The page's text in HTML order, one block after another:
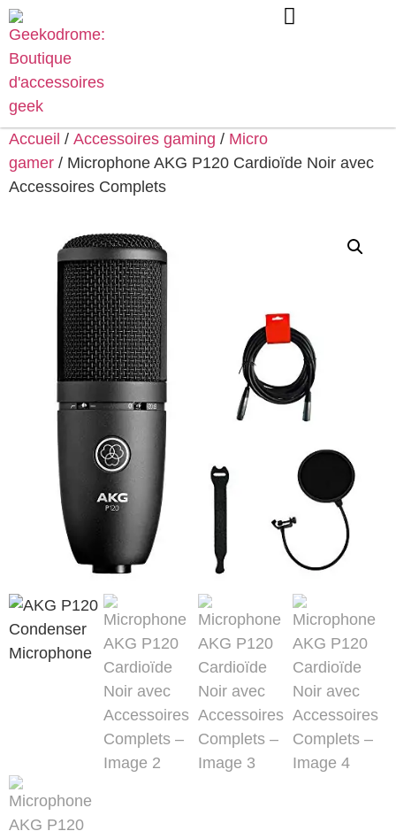
Accueil / Accessoires gaming / Micro
gamer / Microphone AKG P120 Cardioïde Noir avec
Accessoires Complets